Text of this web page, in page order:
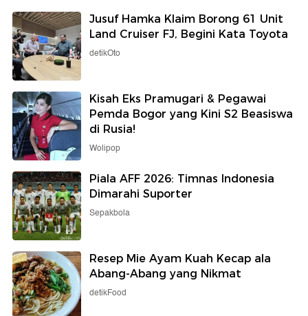
Jusuf Hamka Klaim Borong 61 Unit
Land Cruiser FJ, Begini Kata Toyota
detikOto
Kisah Eks Pramugari & Pegawai
Pemda Bogor yang Kini S2 Beasiswa
di Rusia!
Wolipop
Piala AFF 2026: Timnas Indonesia
Dimarahi Suporter
Sepakbola
Resep Mie Ayam Kuah Kecap ala
Abang-Abang yang Nikmat
detikFood